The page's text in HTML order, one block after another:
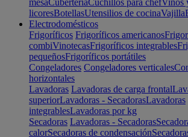
mesaCuberteríaCuchillos para chefVinos
licoresBotellasUtensilios de cocinaVajilla
Electrodomésticos
Frigoríficos Frigoríficos americanos
combiVinotecasFrigoríficos integrables
pequeñosFrigoríficos portátiles
Congeladores Congeladores verticales
horizontales
Lavadoras Lavadoras de carga frontal
superiorLavadoras - SecadorasLavadoras
integrablesLavadoras por kg
Secadoras Lavadoras - Secadoras
calorSecadoras de condensación